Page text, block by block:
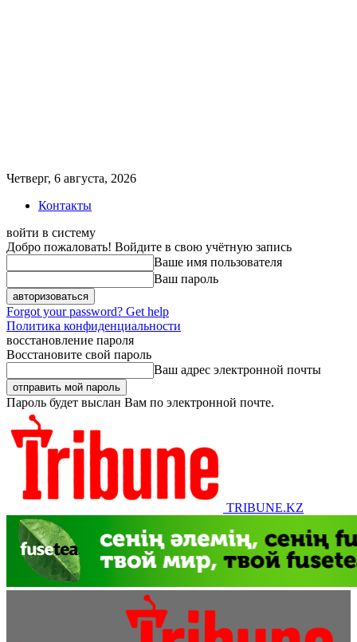
Четверг, 6 августа, 2026
Контакты
войти в систему
Добро пожаловать! Войдите в свою учётную запись
Ваше имя пользователя
Ваш пароль
Forgot your password? Get help
Политика конфиденциальности
восстановление пароля
Восстановите свой пароль
Ваш адрес электронной почты
Пароль будет выслан Вам по электронной почте.
TRIBUNE.KZ